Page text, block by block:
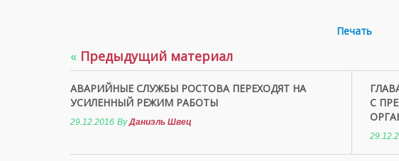
Печать
« Предыдущий материал
АВАРИЙНЫЕ СЛУЖБЫ РОСТОВА ПЕРЕХОДЯТ НА
УСИЛЕННЫЙ РЕЖИМ РАБОТЫ
29.12.2016 ByДаниэль Швец
С